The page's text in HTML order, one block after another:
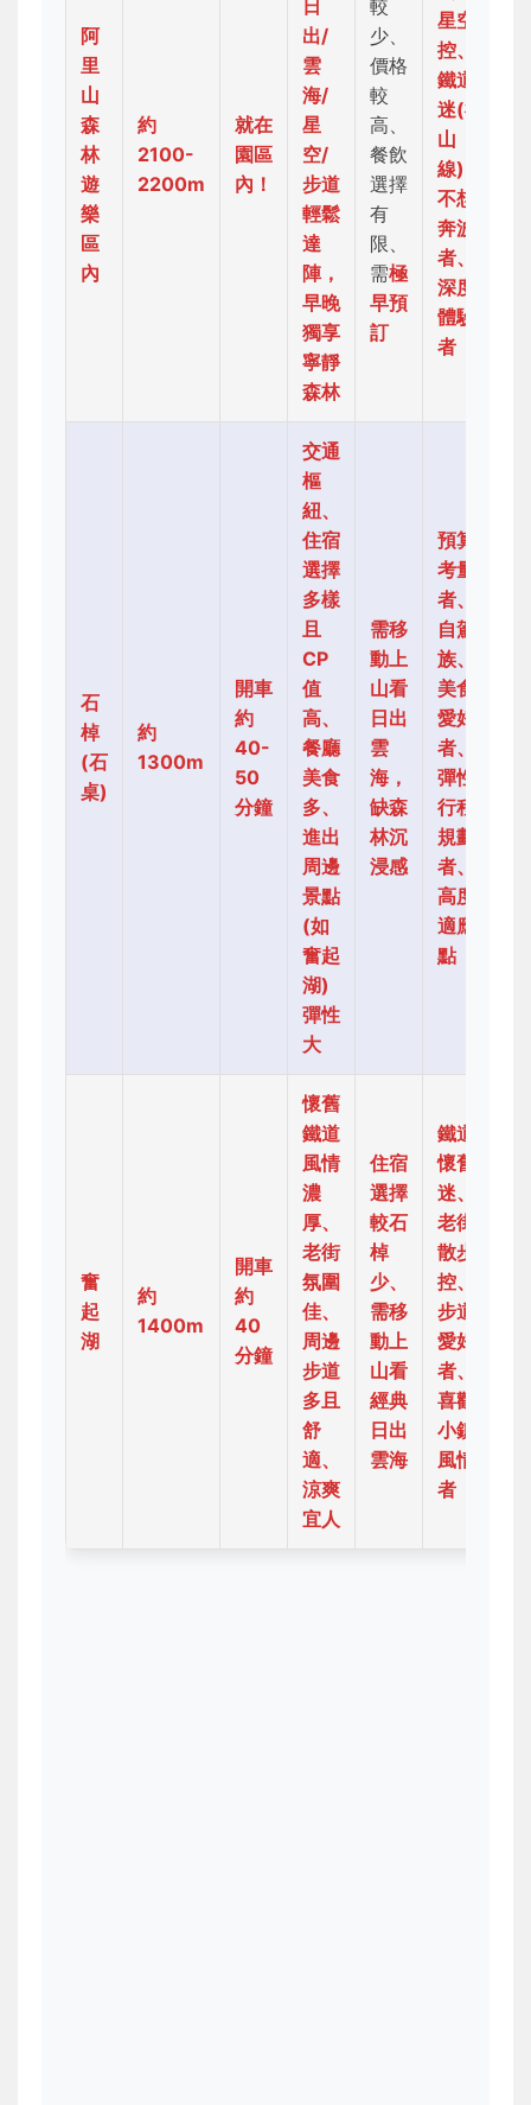
阿
里
山
森
林
遊
樂
區
內
約
2100-
2200m
就在
園區
內！
日
出/
雲
海/
星
空/
步道
輕鬆
達
陣，
早晚
獨享
寧靜
森林
較
少、
價格
較
高、
餐飲
選擇
有
限、
需極
早預
訂
星空
控、
鐵道
迷(祝
山
線)、
不想
奔波
者、
深度
體驗
者
石
棹
(石
桌)
約
1300m
開車
約
40-
50
分鐘
交通
樞
紐、
住宿
選擇
多樣
且
CP
值
高、
餐廳
美食
多、
進出
周邊
景點
(如
奮起
湖)
彈性
大
需移
動上
山看
日出
雲
海，
缺森
林沉
浸感
預算
考量
者、
自駕
族、
美食
愛好
者、
彈性
行程
規劃
者、
高度
適應
點
奮
起
湖
約
1400m
開車
約
40
分鐘
懷舊
鐵道
風情
濃
厚、
老街
氛圍
佳、
周邊
步道
多且
舒
適、
涼爽
宜人
住宿
選擇
較石
棹
少、
需移
動上
山看
經典
日出
雲海
鐵道
懷舊
迷、
老街
散步
控、
步道
愛好
者、
喜歡
小鎮
風情
者